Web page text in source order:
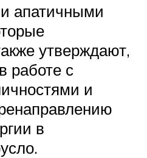
апатичными
утверждают,
работе с
и
в